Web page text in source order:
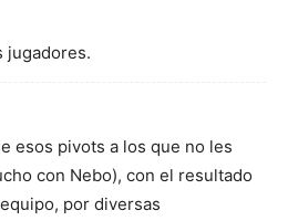
jugadores.
esos pivots a los que no les
con Nebo), con el resultado
por diversas